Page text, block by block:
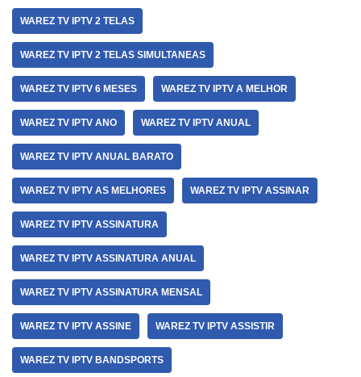
WAREZ TV IPTV 2 TELAS
WAREZ TV IPTV 2 TELAS SIMULTANEAS
WAREZ TV IPTV 6 MESES WAREZ TV IPTV A MELHOR
WAREZ TV IPTV ANO WAREZ TV IPTV ANUAL
WAREZ TV IPTV ANUAL BARATO
WAREZ TV IPTV AS MELHORES WAREZ TV IPTV ASSINAR
WAREZ TV IPTV ASSINATURA
WAREZ TV IPTV ASSINATURA ANUAL
WAREZ TV IPTV ASSINATURA MENSAL
WAREZ TV IPTV ASSINE WAREZ TV IPTV ASSISTIR
WAREZ TV IPTV BANDSPORTS